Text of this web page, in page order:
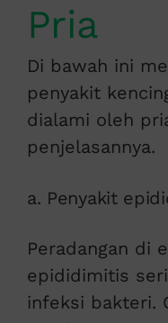
Pria
Di bawah ini
penyakit
dialami oleh
penjelasannya.
a. Penyakit
Peradangan di
epididimitis
infeksi bakteri.